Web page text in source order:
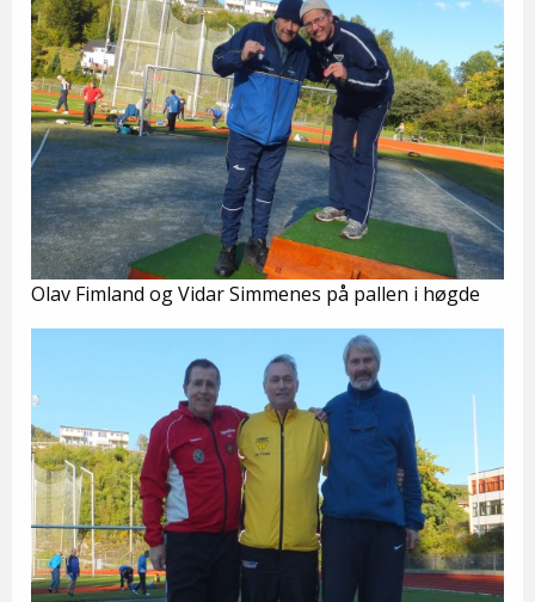
Olav Fimland og Vidar Simmenes på pallen i høgde